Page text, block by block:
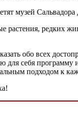
музей
растения, редких
обо всех
для себя программу
подходом к